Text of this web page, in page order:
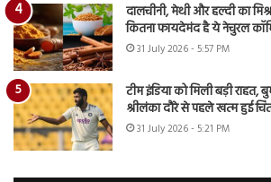
दालचीनी, मेथी और हल्दी का
कितना फायदेमंद है ये नेचुरल
31 July 2026 - 5:57 PM
टीम इंडिया को मिली बड़ी राहत,
श्रीलंका दौरे से पहले खत्म हुई
31 July 2026 - 5:21 PM